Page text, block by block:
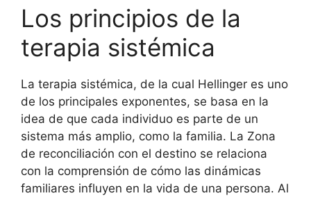
Los principios de la
terapia sistémica
La terapia sistémica, de la cual Hellinger es uno
de los principales exponentes, se basa en la
idea de que cada individuo es parte de un
sistema más amplio, como la familia. La Zona
de reconciliación con el destino se relaciona
con la comprensión de cómo las dinámicas
familiares influyen en la vida de una persona. Al